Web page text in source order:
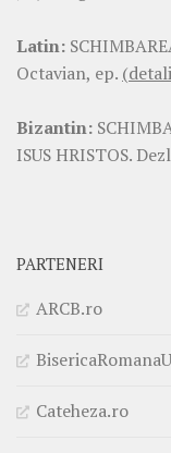
Latin:
Octavian, ep.
Bizantin:
ISUS HRISTOS.
PARTENERI
ARCB.ro
Cateheza.ro